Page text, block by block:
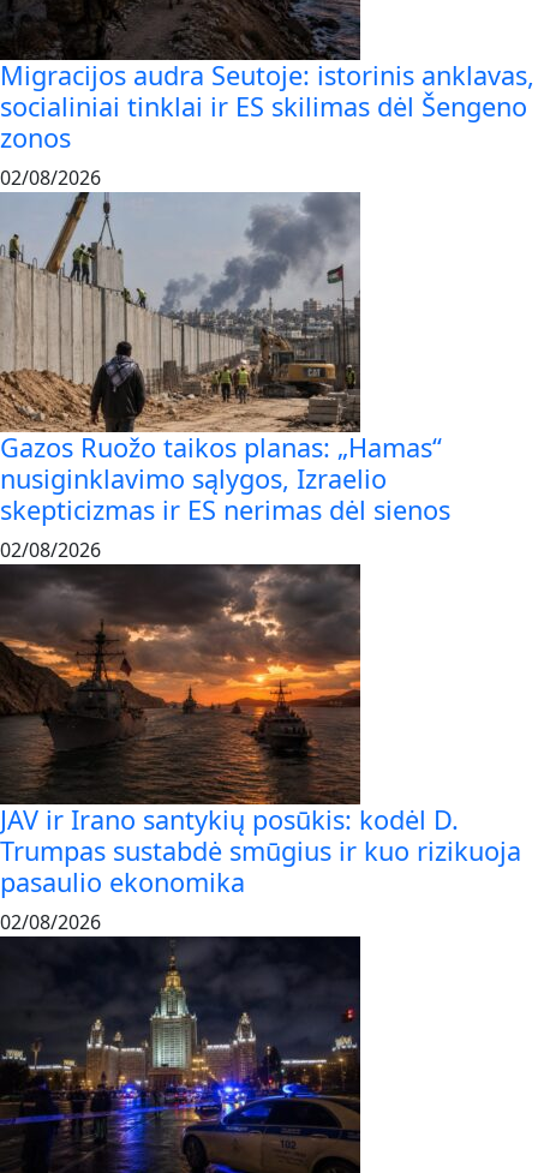
Migracijos audra Seutoje: istorinis anklavas,
socialiniai tinklai ir ES skilimas dėl Šengeno
zonos
02/08/2026
Gazos Ruožo taikos planas: „Hamas“
nusiginklavimo sąlygos, Izraelio
skepticizmas ir ES nerimas dėl sienos
02/08/2026
JAV ir Irano santykių posūkis: kodėl D.
Trumpas sustabdė smūgius ir kuo rizikuoja
pasaulio ekonomika
02/08/2026